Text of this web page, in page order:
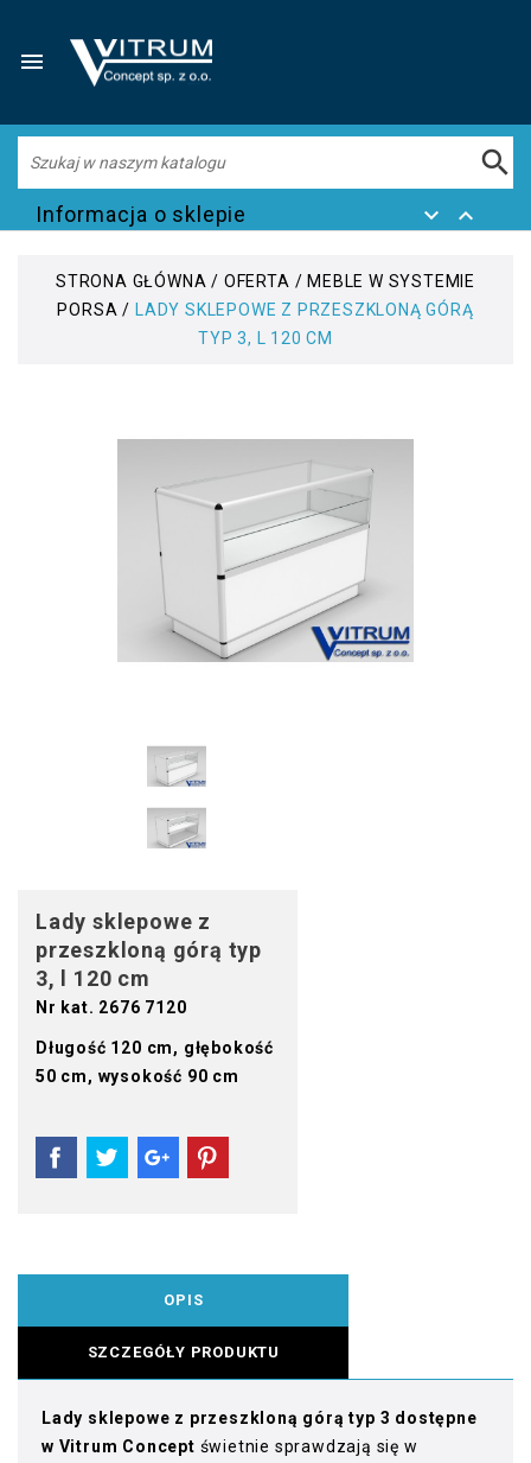


Informacja o sklepie  
STRONA GŁÓWNA OFERTA
MEBLE W SYSTEMIE
PORSA
LADY SKLEPOWE Z PRZESZKLONĄ GÓRĄ
TYP 3, L 120 CM
Lady sklepowe z
przeszkloną górą typ
3, l 120 cm
Nr kat. 2676 7120
Długość 120 cm, głębokość
50 cm, wysokość 90 cm
OPIS
SZCZEGÓŁY PRODUKTU
Lady sklepowe z przeszkloną górą typ 3 dostępne
w Vitrum Concept świetnie sprawdzają się w